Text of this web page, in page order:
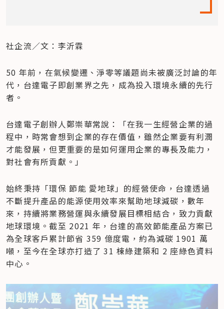
社企流／文：李沂霖
50 年前，在氣候變遷、淨零等議題尚未被廣泛討論的年
代，台達電子即創業界之先，成為投入環境永續的先行
者。
台達電子創辦人鄭崇華常說：「在我一生經營企業的過
程中，時常會想到企業的存在價值，雖然企業要有利潤
才能發展，但更重要的是如何運用企業的專長及能力，
對社會有所貢獻。」
始終秉持「環保 節能 愛地球」的經營使命，台達透過
不斷提升產品的能源使用效率來幫助地球減碳，數年
來，持續將業務營運與永續發展目標相結合，致力貢獻
地球環境。截至 2021 年，台達的高效節能產品方案已
為全球客戶累計節省 359 億度電，約為減碳 1901 萬
噸，至今在全球亦打造了 31 棟綠建築和 2 座綠色資料
中心。